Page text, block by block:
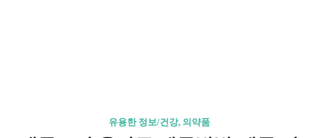
유용한 정보/건강, 의약품